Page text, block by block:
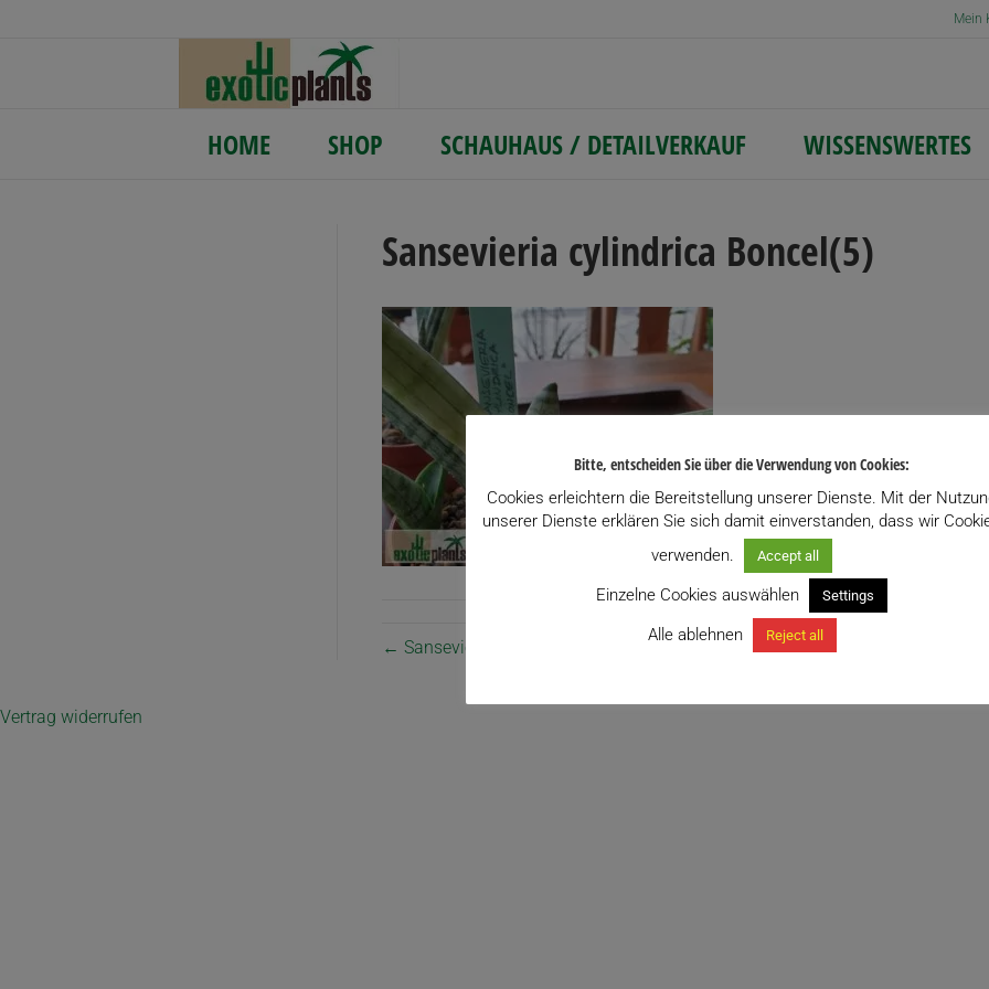
Mein
HOME SHOP SCHAUHAUS / DETAILVERKAUF WISSENSWERTES
Sansevieria cylindrica Boncel(5)
← Sansevieria cylindrica ‚Boncel‘ variegata
Vertrag widerrufen
Bitte, entscheiden Sie über die Verwendung von Cookies:
Cookies erleichtern die Bereitstellung unserer Dienste. Mit der
unserer Dienste erklären Sie sich damit einverstanden, dass wir
verwenden.
Accept all
Einzelne Cookies auswählen Settings
Alle ablehnen Reject all